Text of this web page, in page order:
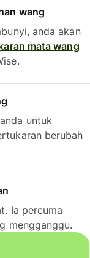
wang
anda akan
mata wang
untuk
berubah
Ia percuma
mengganggu.